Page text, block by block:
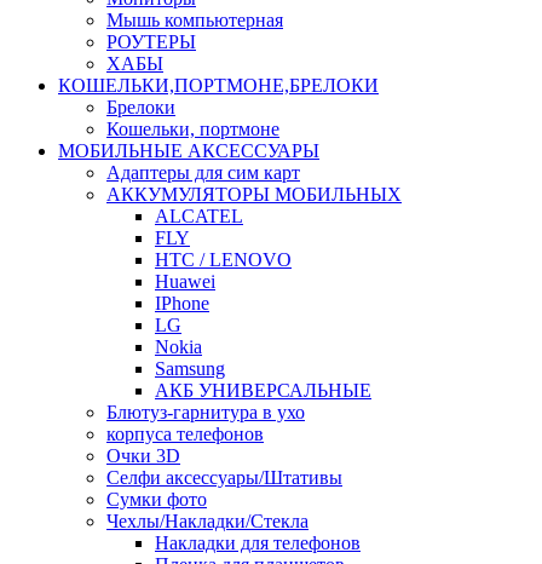
Мышь компьютерная
РОУТЕРЫ
ХАБЫ
КОШЕЛЬКИ,ПОРТМОНЕ,БРЕЛОКИ
Брелоки
Кошельки, портмоне
МОБИЛЬНЫЕ АКСЕССУАРЫ
Адаптеры для сим карт
АККУМУЛЯТОРЫ МОБИЛЬНЫХ
ALCATEL
FLY
HTC / LENOVO
Huawei
IPhone
LG
Nokia
Samsung
АКБ УНИВЕРСАЛЬНЫЕ
Блютуз-гарнитура в ухо
корпуса телефонов
Очки 3D
Селфи аксессуары/Штативы
Сумки фото
Чехлы/Накладки/Стекла
Накладки для телефонов